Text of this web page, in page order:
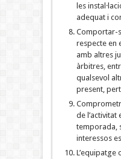
les
adequat i
Comportar-
respecte en
amb altres
àrbitres,
qualsevol
present,
de
temporada,
interessos
L’equipatge